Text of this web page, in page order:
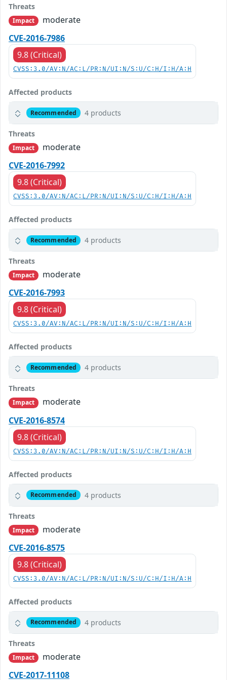
Threats
Impact
moderate
CVE-2016-7986
9.8 (Critical)
CVSS:3.0/AV:N/AC:L/PR:N/UI:N/S:U/C:H/I:H/A:H
Affected products
Recommended 4 products
Threats
Impact
moderate
CVE-2016-7992
9.8 (Critical)
CVSS:3.0/AV:N/AC:L/PR:N/UI:N/S:U/C:H/I:H/A:H
Affected products
Recommended 4 products
Threats
Impact
moderate
CVE-2016-7993
9.8 (Critical)
CVSS:3.0/AV:N/AC:L/PR:N/UI:N/S:U/C:H/I:H/A:H
Affected products
Recommended 4 products
Threats
Impact
moderate
CVE-2016-8574
9.8 (Critical)
CVSS:3.0/AV:N/AC:L/PR:N/UI:N/S:U/C:H/I:H/A:H
Affected products
Recommended 4 products
Threats
Impact
moderate
CVE-2016-8575
9.8 (Critical)
CVSS:3.0/AV:N/AC:L/PR:N/UI:N/S:U/C:H/I:H/A:H
Affected products
Recommended 4 products
Threats
Impact
moderate
CVE-2017-11108